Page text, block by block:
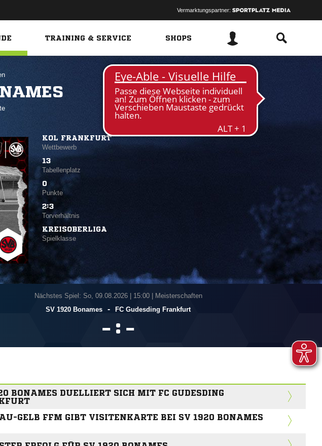
Vermarktungspartner:
TRAINING & SERVICE SHOPS
KOL FRANKFURT
Wettbewerb
13
Tabellenplatz
0
Punkte
2:3
Torverhältnis
KREISOBERLIGA
Spielklasse
Nächstes Spiel: So, 09.08.2026| 15:00 | Meisterschaften
SV 1920 Bonames
- FC Gudesding Frankfurt
 : 
BONAMES DUELLIERT SICH MIT FC GUDESDING
GELB FFM GIBT VISITENKARTE BEI SV 1920 BONAMES